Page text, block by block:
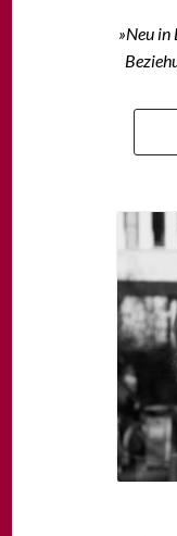
»Neu in